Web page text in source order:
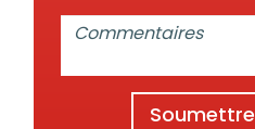
Commentaires:
Soumettre